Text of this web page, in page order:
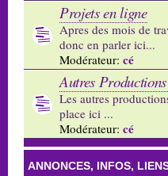
Projets en ligne
Apres des mois de
donc en parler ici...
Modérateur: cé
Autres
Les autres
place ici ...
Modérateur: cé
ANNONCES, INFOS,